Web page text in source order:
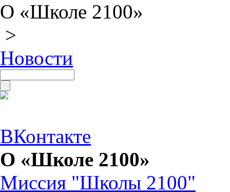
О «Школе 2100»
>
Новости
ВКонтакте
О «Школе 2100»
Миссия "Школы 2100"